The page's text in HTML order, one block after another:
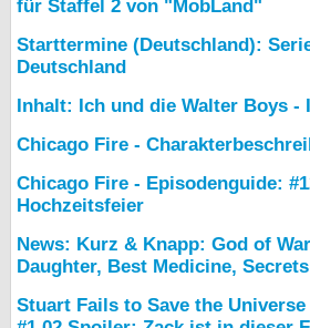
für Staffel 2 von "MobLand"
Starttermine (Deutschland):
Deutschland
Inhalt: Ich und die Walter Boys -
Chicago Fire -
Chicago Fire - Episodenguide:
Hochzeitsfeier
News: Kurz & Knapp: God of
Daughter, Best Medicine,
Stuart Fails to Save the